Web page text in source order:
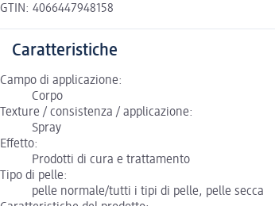
GTIN: 4066447948158
Caratteristiche
Campo di applicazione:
Corpo
Texture / consistenza / applicazione:
Spray
Effetto:
Prodotti di cura e trattamento
Tipo di pelle:
pelle normale/tutti i tipi di pelle, pelle secca